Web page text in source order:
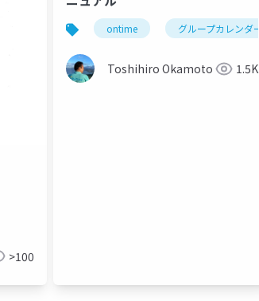
>100
ontime グループカレンダー
Toshihiro Okamoto 1.5K